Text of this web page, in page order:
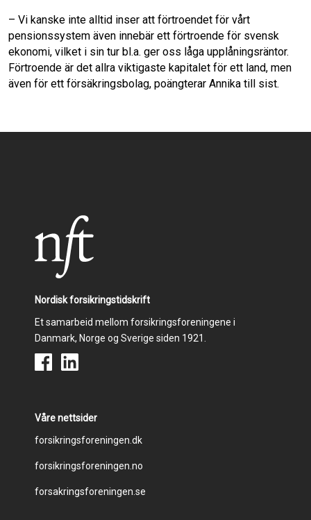
– Vi kanske inte alltid inser att förtroendet för vårt
pensionssystem även innebär ett förtroende för svensk
ekonomi, vilket i sin tur bl.a. ger oss låga upplåningsräntor.
Förtroende är det allra viktigaste kapitalet för ett land, men
även för ett försäkringsbolag, poängterar Annika till sist.
Nordisk forsikringstidskrift
Et samarbeid mellom forsikringsforeningene i
Danmark, Norge og Sverige siden 1921.
Våre nettsider
Footer
menu
forsikringsforeningen.dk
forsikringsforeningen.no
forsakringsforeningen.se